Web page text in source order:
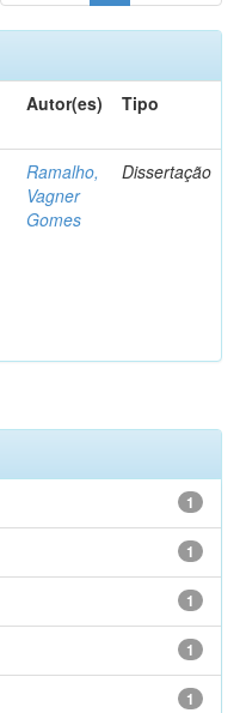
Autor(es) Tipo
Ramalho,
Vagner
Gomes
Dissertação
1
1
1
1
1